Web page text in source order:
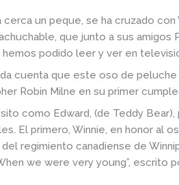
un peque, se ha cruzado con
que junto a sus amigos
podido leer y ver en
cuenta que este oso de peluche
Robin Milne en su primer
como Edward, (de Teddy
El primero, Winnie, en honor al
regimiento canadiense de
we were very young”, escrito